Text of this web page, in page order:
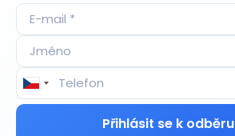
Přihlásit se k odběru